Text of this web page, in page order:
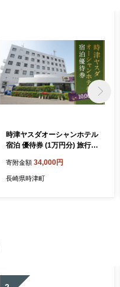
時津ヤスダオーシャンホテル
宿泊 優待券 (1万円分) 旅行
津町
寄附金額 34,000円
長崎県時津町